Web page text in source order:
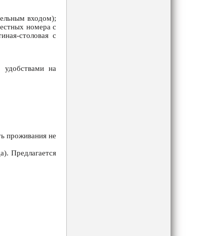
входом);
номера с
столовая с
удобствами на
проживания не
Предлагается